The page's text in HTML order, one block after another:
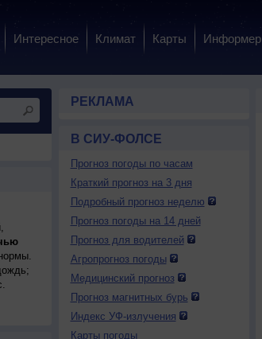
Интересное Климат Карты Информер
РЕКЛАМА
В СИУ-ФОЛСЕ
Прогноз погоды по часам
Краткий прогноз на 3 дня
Подробный прогноз неделю
Прогноз погоды на 14 дней
Прогноз для водителей
Агропрогноз погоды
Медицинский прогноз
Прогноз магнитных бурь
Индекс УФ-излучения
Карты погоды